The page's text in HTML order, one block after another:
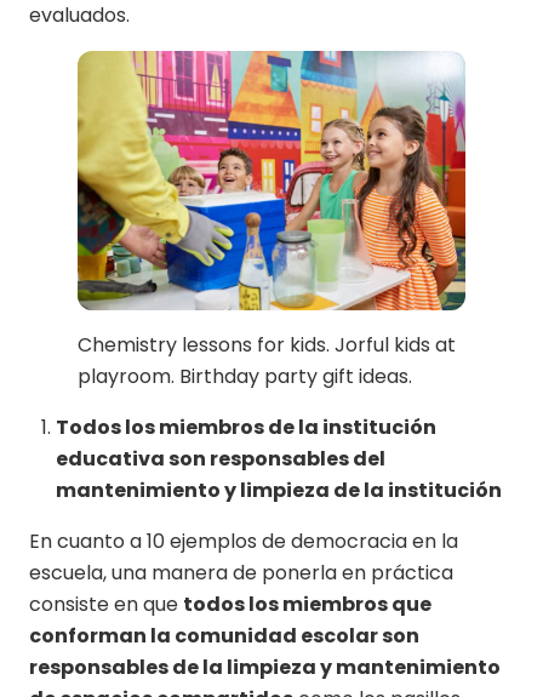
evaluados.
Chemistry lessons for kids. Jorful kids at
playroom. Birthday party gift ideas.
Todos los miembros de la institución
educativa son responsables del
mantenimiento y limpieza de la institución
En cuanto a 10 ejemplos de democracia en la
escuela, una manera de ponerla en práctica
consiste en que todos los miembros que
conforman la comunidad escolar son
responsables de la limpieza y mantenimiento